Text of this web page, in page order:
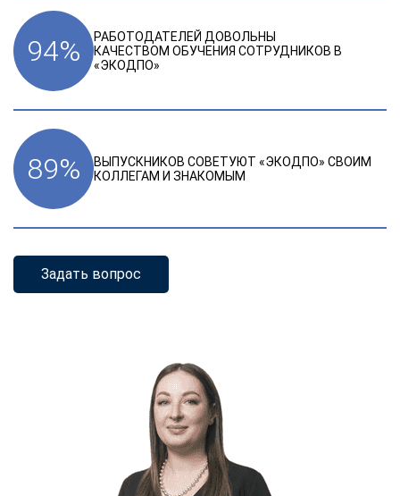
94%
РАБОТОДАТЕЛЕЙ ДОВОЛЬНЫ
КАЧЕСТВОМ ОБУЧЕНИЯ СОТРУДНИКОВ В
«ЭКОДПО»
89%
ВЫПУСКНИКОВ СОВЕТУЮТ «ЭКОДПО» СВОИМ
КОЛЛЕГАМ И ЗНАКОМЫМ
Задать вопрос